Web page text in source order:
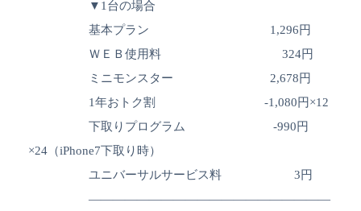
▼1台の場合
基本プラン 1,296円
ＷＥＢ使用料 324円
ミニモンスター 2,678円
1年おトク割 -1,080円×12
下取りプログラム -990円
×24（iPhone7下取り時）
ユニバーサルサービス料 3円
————————————————————